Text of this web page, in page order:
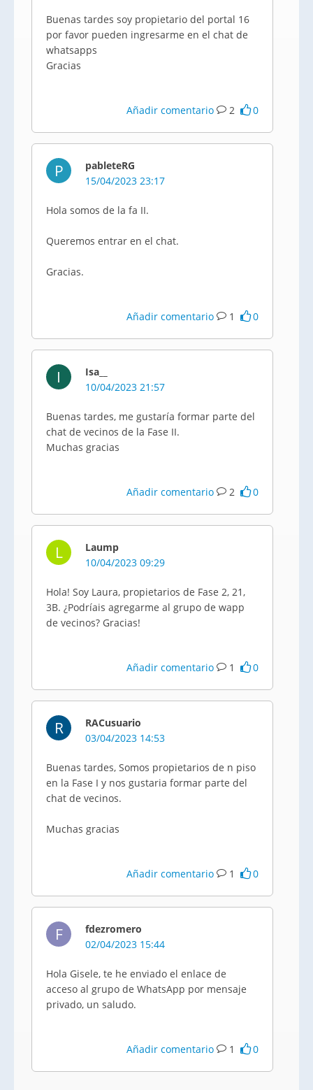
Buenas tardes soy propietario del portal 16
por favor pueden ingresarme en el chat de
whatsapps
Gracias
Añadir comentario 2 0
P
pableteRG
15/04/2023 23:17
Hola somos de la fa II.
Queremos entrar en el chat.
Gracias.
Añadir comentario 1 0
I
Isa__
10/04/2023 21:57
Buenas tardes, me gustaría formar parte del
chat de vecinos de la Fase II.
Muchas gracias
Añadir comentario 2 0
L
Laump
10/04/2023 09:29
Hola! Soy Laura, propietarios de Fase 2, 21,
3B. ¿Podríais agregarme al grupo de wapp
de vecinos? Gracias!
Añadir comentario 1 0
R
RACusuario
03/04/2023 14:53
Buenas tardes, Somos propietarios de n piso
en la Fase I y nos gustaria formar parte del
chat de vecinos.
Muchas gracias
Añadir comentario 1 0
F
fdezromero
02/04/2023 15:44
Hola Gisele, te he enviado el enlace de
acceso al grupo de WhatsApp por mensaje
privado, un saludo.
Añadir comentario 1 0